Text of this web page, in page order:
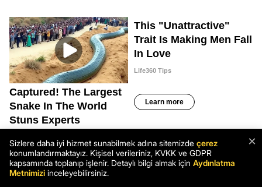
×
Sizlere daha iyi hizmet sunabilmek adına sitemizde çerez
konumlandırmaktayız. Kişisel verileriniz, KVKK ve GDPR
kapsamında toplanıp işlenir. Detaylı bilgi almak için Aydınlatma
Metnimizi inceleyebilirsiniz.